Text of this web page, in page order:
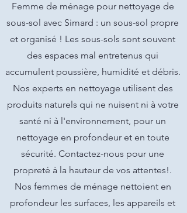
Femme de ménage pour nettoyage de
sous-sol avec Simard : un sous-sol propre
et organisé ! Les sous-sols sont souvent
des espaces mal entretenus qui
accumulent poussière, humidité et débris.
Nos experts en nettoyage utilisent des
produits naturels qui ne nuisent ni à votre
santé ni à l'environnement, pour un
nettoyage en profondeur et en toute
sécurité. Contactez-nous pour une
propreté à la hauteur de vos attentes!.
Nos femmes de ménage nettoient en
profondeur les surfaces, les appareils et